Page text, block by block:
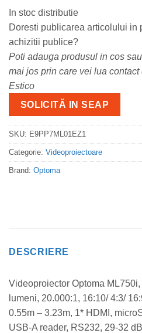
In stoc distributie
Doresti publicarea articolului in
achizitii publice?
Poti adauga produsul in cos
mai jos prin care vei lua
Estico
SOLICITĂ IN SEAP
SKU: E9PP7ML01EZ1
Categorie: Videoproiectoare
Brand: Optoma
DESCRIERE
Videoproiector Optoma
lumeni, 20.000:1, 16:10/ 4:3/
0.55m – 3.23m, 1* HDMI,
USB-A reader, RS232, 29-32